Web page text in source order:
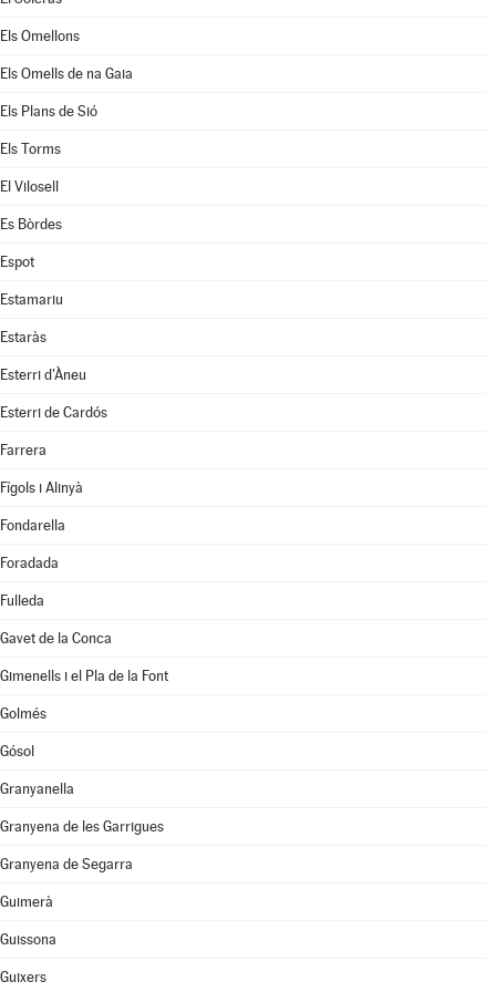
Els Omellons
Els Omells de na Gaia
Els Plans de Sió
Els Torms
El Vilosell
Es Bòrdes
Espot
Estamariu
Estaràs
Esterri d'Àneu
Esterri de Cardós
Farrera
Fígols i Alinyà
Fondarella
Foradada
Fulleda
Gavet de la Conca
Gimenells i el Pla de la Font
Golmés
Gósol
Granyanella
Granyena de les Garrigues
Granyena de Segarra
Guimerà
Guissona
Guixers